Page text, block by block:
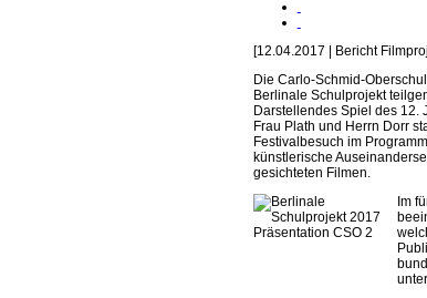
[12.04.2017 | Bericht
Die Carlo-Schmid-
Berlinale Schulprojekt
Darstellendes Spiel des 12.
Frau Plath und Herrn Dorr
Festivalbesuch im
künstlerische
gesichteten Filmen.
Im